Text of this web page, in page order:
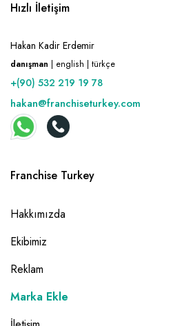
Hızlı İletişim
Hakan Kadir Erdemir
danışman | english | türkçe
+(90) 532 219 19 78
hakan@franchiseturkey.com
Franchise Turkey
Hakkımızda
Ekibimiz
Reklam
Marka Ekle